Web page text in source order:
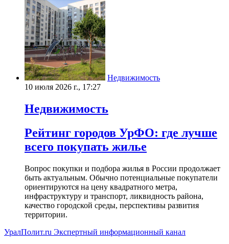
Недвижимость
10 июля 2026 г., 17:27
Недвижимость
Рейтинг городов УрФО: где лучше
всего покупать жилье
Вопрос покупки и подбора жилья в России продолжает
быть актуальным. Обычно потенциальные покупатели
ориентируются на цену квадратного метра,
инфраструктуру и транспорт, ликвидность района,
качество городской среды, перспективы развития
территории.
УралПолит.ru Экспертный информационный канал